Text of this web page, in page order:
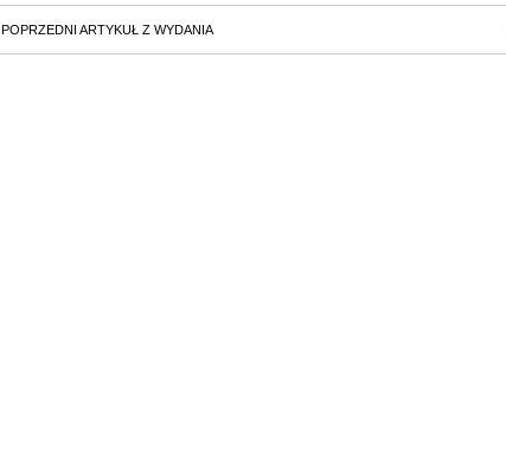
POPRZEDNI ARTYKUŁ Z WYDANIA